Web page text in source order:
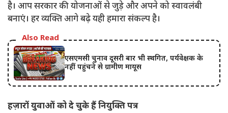
है। आप सरकार की योजनाओं से जुड़े और अपने को स्वावलंबी
बनाएं। हर व्यक्ति आगे बढ़े यही हमारा संकल्प है।
Also Read
एसएमसी चुनाव दूसरी बार भी स्थगित, पर्यवेक्षक के
नहीं पहुंचने से ग्रामीण मायूस
हज़ारों युवाओं को दे चुके हैं नियुक्ति पत्र